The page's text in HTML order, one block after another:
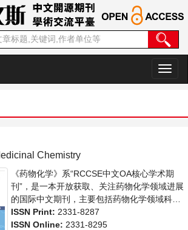
切
换
Chemistry
《药物化学》系“RCCSE中文OA核心学术期
刊”，是一本开放获取、关注药物化学领域进展
的国际中文期刊，主要包括药物化学领域科研
成果及科技信息的最新成果介绍，学者讨论，
某一领域的研究进展和专业评论等多方面的内
ISSN Print: 2331-8287
ISSN Online: 2331-8295